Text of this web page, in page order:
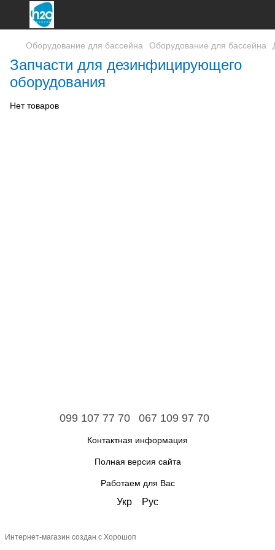
Оборудование для бассейна Оборудование для бассейна
Запчасти для дезинфицирующего
оборудования
Нет товаров
099 107 77 70 067 109 97 70
Контактная информация
Полная версия сайта
Работаем для Вас
Укр Рус
Интернет-магазин создан с Хорошоп